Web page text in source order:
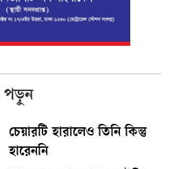
পড়ুন
চেয়ারটি হারালেও তিনি কিন্তু
হারেননি